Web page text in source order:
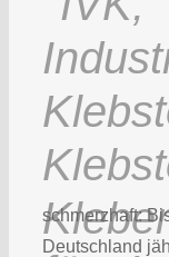
schmerzhaft:
Deutschland